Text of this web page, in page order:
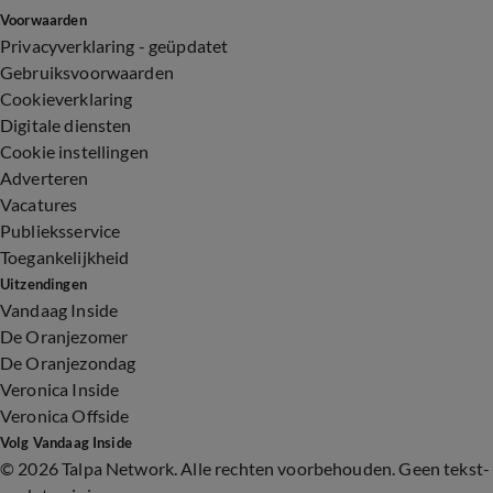
Voorwaarden
Privacyverklaring - geüpdatet
Gebruiksvoorwaarden
Cookieverklaring
Digitale diensten
Cookie instellingen
Adverteren
Vacatures
Publieksservice
Toegankelijkheid
Uitzendingen
Vandaag Inside
De Oranjezomer
De Oranjezondag
Veronica Inside
Veronica Offside
Volg Vandaag Inside
© 2026 Talpa Network. Alle rechten voorbehouden. Geen tekst-